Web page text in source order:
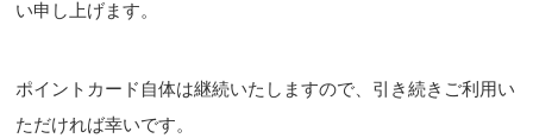
い申し上げます。
ポイントカード自体は継続いたしますので、引き続きご利用い
ただければ幸いです。